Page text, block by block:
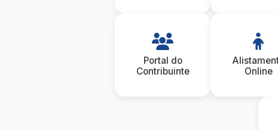
Portal do
Contribuinte
Online